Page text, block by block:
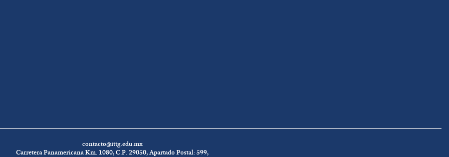
contacto@ittg.edu.mx
Carretera Panamericana Km. 1080, C.P. 29050, Apartado Postal: 599,